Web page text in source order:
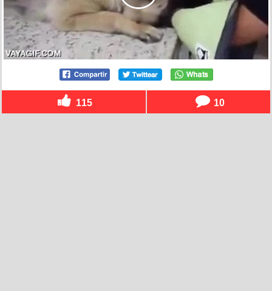
115 10